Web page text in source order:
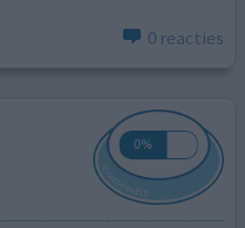
0 reacties